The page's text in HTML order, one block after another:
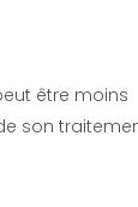
être moins
son